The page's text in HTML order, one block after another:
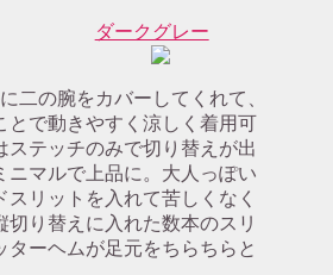
ダークグレー
二の腕をカバーしてくれて、
とで動きやすく涼しく着用可
ステッチのみで切り替えが出
ニマルで上品に。大人っぽい
リットを入れて苦しくなく
り替えに入れた数本のスリ
ターヘムが足元をちらちらと